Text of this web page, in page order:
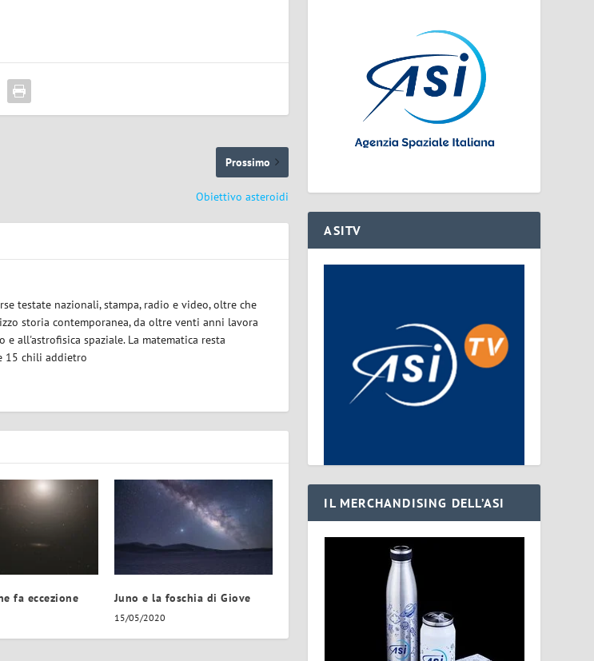
Prossimo
Obiettivo asteroidi
testate nazionali, stampa, radio e video, oltre che
storia contemporanea, da oltre venti anni lavora
all'astrofisica spaziale. La matematica resta
15 chili addietro
fa eccezione Juno e la foschia di Giove
15/05/2020
ASITV
IL MERCHANDISING DELL’ASI